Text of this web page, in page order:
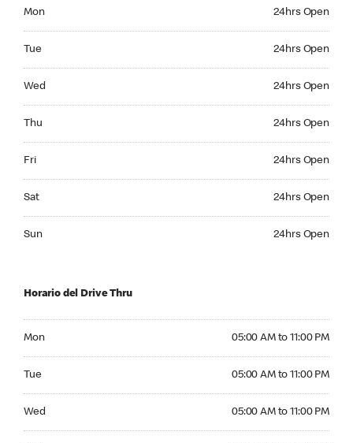
Mon 24hrs Open
Tue 24hrs Open
Wed 24hrs Open
Thu 24hrs Open
Fri 24hrs Open
Sat 24hrs Open
Sun 24hrs Open
Horario del Drive Thru
Mon 05:00 AM to 11:00 PM
Tue 05:00 AM to 11:00 PM
Wed 05:00 AM to 11:00 PM